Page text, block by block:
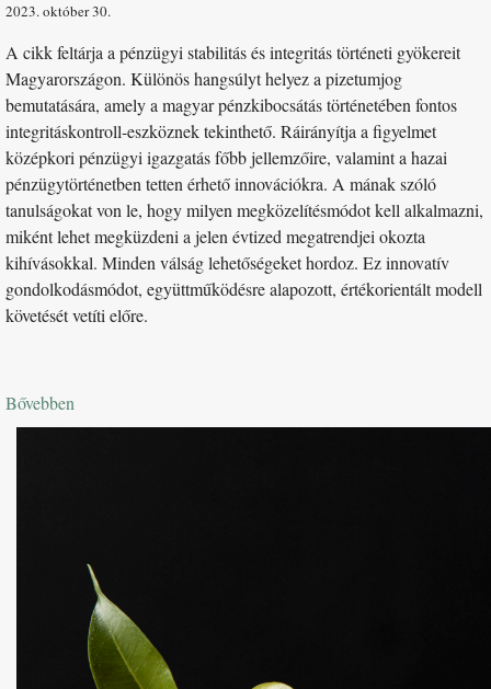
2023. október 30
A cikk feltárja a pénzügyi stabilitás és integritás történeti gyökereit
Magyarországon. Különös hangsúlyt helyez a pizetumjog
bemutatására, amely a magyar pénzkibocsátás történetében fontos
integritáskontroll-eszköznek tekinthető. Ráirányítja a figyelmet
középkori pénzügyi igazgatás főbb jellemzőire, valamint a hazai
pénzügytörténetben tetten érhető innovációkra. A mának szóló
tanulságokat von le, hogy milyen megközelítésmódot kell alkalmazni,
miként lehet megküzdeni a jelen évtized megatrendjei okozta
kihívásokkal. Minden válság lehetőségeket hordoz. Ez innovatív
gondolkodásmódot, együttműködésre alapozott, értékorientált modell
követését vetíti előre.
Bővebben